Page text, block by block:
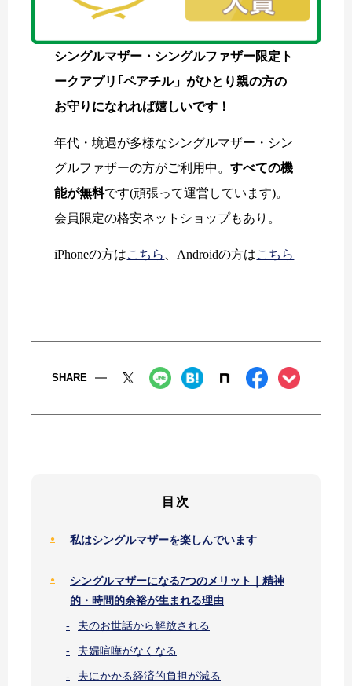
シングルマザー・シングルファザー限定ト
ークアプリ｢ペアチル」がひとり親の方の
お守りになれれば嬉しいです！
年代・境遇が多様なシングルマザー・シン
グルファザーの方がご利用中。すべての機
能が無料です(頑張って運営しています)。
会員限定の格安ネットショップもあり。
iPhoneの方はこちら 、Androidの方はこちら
SHARE
目次
私はシングルマザーを楽しんでいます
シングルマザーになる7つのメリット｜精神
的・時間的余裕が生まれる理由
夫のお世話から解放される
夫婦喧嘩がなくなる
夫にかかる経済的負担が減る